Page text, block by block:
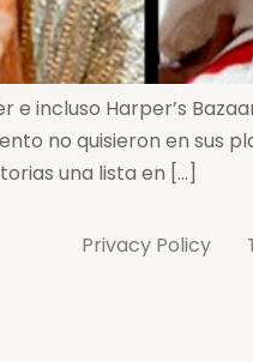
e incluso Harper’s
no quisieron en sus
una lista en […]
Privacy Policy